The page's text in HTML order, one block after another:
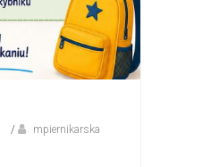
/ mpiernikarska